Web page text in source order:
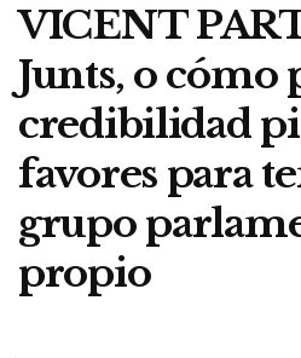
VICENT
Junts, o cómo
credibilidad
favores para
grupo
propio